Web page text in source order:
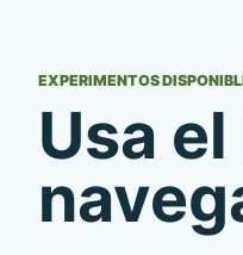
EXPERIMENTOS
Usa